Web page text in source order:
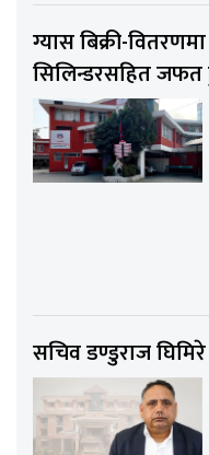
ग्यास बिक्री-
सिलिन्डरसहित
सचिव डण्डुराज